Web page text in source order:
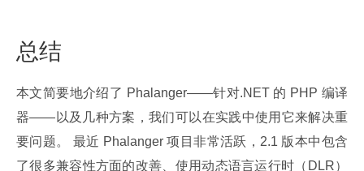
总结
本文简要地介绍了 Phalanger——针对.NET 的 PHP 编译
器——以及几种方案，我们可以在实践中使用它来解决重
要问题。 最近 Phalanger 项目非常活跃，2.1 版本中包含
了很多兼容性方面的改善、使用动态语言运行时（DLR）